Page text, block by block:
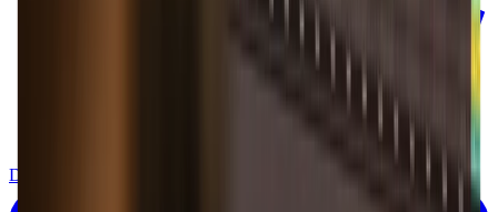
Download on the